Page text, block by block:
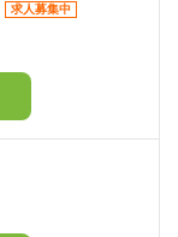
求人募集中